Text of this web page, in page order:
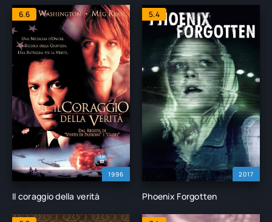
1996
6.6
Il coraggio della verità
2017
5.4
Phoenix Forgotten